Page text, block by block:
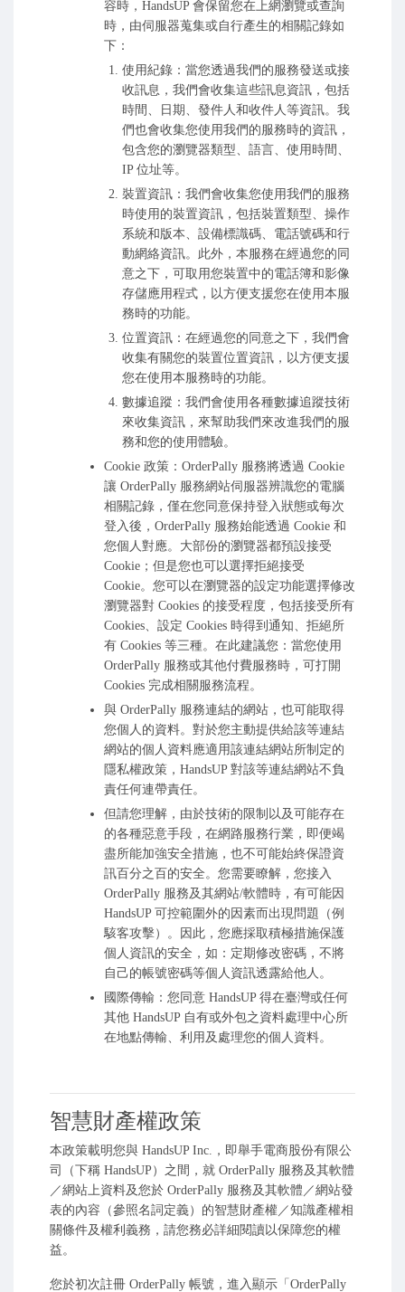
容時，HandsUP 會保留您在上網瀏覽或查詢
時，由伺服器蒐集或自行產生的相關記錄如
下：
使用紀錄：當您透過我們的服務發送或接
收訊息，我們會收集這些訊息資訊，包括
時間、日期、發件人和收件人等資訊。我
們也會收集您使用我們的服務時的資訊，
包含您的瀏覽器類型、語言、使用時間、
IP 位址等。
裝置資訊：我們會收集您使用我們的服務
時使用的裝置資訊，包括裝置類型、操作
系統和版本、設備標識碼、電話號碼和行
動網絡資訊。此外，本服務在經過您的同
意之下，可取用您裝置中的電話簿和影像
存儲應用程式，以方便支援您在使用本服
務時的功能。
位置資訊：在經過您的同意之下，我們會
收集有關您的裝置位置資訊，以方便支援
您在使用本服務時的功能。
數據追蹤：我們會使用各種數據追蹤技術
來收集資訊，來幫助我們來改進我們的服
務和您的使用體驗。
Cookie 政策：OrderPally 服務將透過 Cookie
讓 OrderPally 服務網站伺服器辨識您的電腦
相關記錄，僅在您同意保持登入狀態或每次
登入後，OrderPally 服務始能透過 Cookie 和
您個人對應。大部份的瀏覽器都預設接受
Cookie；但是您也可以選擇拒絕接受
Cookie。您可以在瀏覽器的設定功能選擇修改
瀏覽器對 Cookies 的接受程度，包括接受所有
Cookies、設定 Cookies 時得到通知、拒絕所
有 Cookies 等三種。在此建議您：當您使用
OrderPally 服務或其他付費服務時，可打開
Cookies 完成相關服務流程。
與 OrderPally 服務連結的網站，也可能取得
您個人的資料。對於您主動提供給該等連結
網站的個人資料應適用該連結網站所制定的
隱私權政策，HandsUP 對該等連結網站不負
責任何連帶責任。
但請您理解，由於技術的限制以及可能存在
的各種惡意手段，在網路服務行業，即便竭
盡所能加強安全措施，也不可能始終保證資
訊百分之百的安全。您需要瞭解，您接入
OrderPally 服務及其網站/軟體時，有可能因
HandsUP 可控範圍外的因素而出現問題（例
駭客攻擊）。因此，您應採取積極措施保護
個人資訊的安全，如：定期修改密碼，不將
自己的帳號密碼等個人資訊透露給他人。
國際傳輸：您同意 HandsUP 得在臺灣或任何
其他 HandsUP 自有或外包之資料處理中心所
在地點傳輸、利用及處理您的個人資料。
智慧財產權政策
本政策載明您與 HandsUP Inc.，即舉手電商股份有限公
司（下稱 HandsUP）之間，就 OrderPally 服務及其軟體
／網站上資料及您於 OrderPally 服務及其軟體／網站發
表的內容（參照名詞定義）的智慧財產權／知識產權相
關條件及權利義務，請您務必詳細閱讀以保障您的權
益。
您於初次註冊 OrderPally 帳號，進入顯示「OrderPally